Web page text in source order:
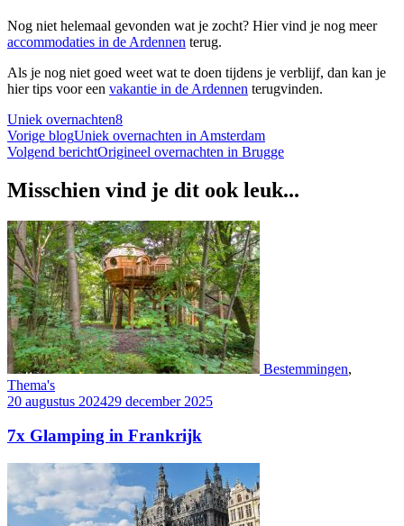
Nog niet helemaal gevonden wat je zocht? Hier vind je nog meer
accommodaties in de Ardennen terug.
Als je nog niet goed weet wat te doen tijdens je verblijf, dan kan je
hier tips voor een vakantie in de Ardennen terugvinden.
Uniek overnachten8
Bericht
navigatie
Vorige blogUniek overnachten in Amsterdam
Volgend berichtOrigineel overnachten in Brugge
Misschien vind je dit ook leuk...
Bestemmingen,
Thema's
20 augustus 202429 december 2025
7x Glamping in Frankrijk